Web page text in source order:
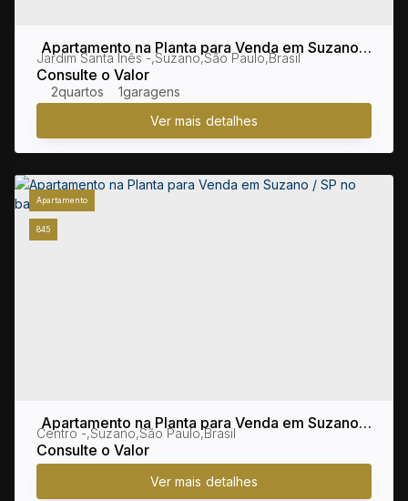
Apartamento na Planta para Venda em Suzano /
SP no bairro Jardim Santa Inês
Consulte o Valor
Jardim Santa Inês ,Suzano,São Paulo,Brasil
2 1
845
Apartamento
Apartamento na Planta para Venda em Suzano /
SP no bairro Centro
Consulte o Valor
Centro ,Suzano,São Paulo,Brasil